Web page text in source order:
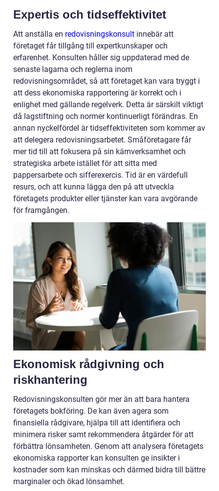
Expertis och tidseffektivitet
Att anställa en redovisningskonsult innebär att
företaget får tillgång till expertkunskaper och
erfarenhet. Konsulten håller sig uppdaterad med de
senaste lagarna och reglerna inom
redovisningsområdet, så att företaget kan vara tryggt i
att dess ekonomiska rapportering är korrekt och i
enlighet med gällande regelverk. Detta är särskilt viktigt
då lagstiftning och normer kontinuerligt förändras. En
annan nyckelfördel är tidseffektiviteten som kommer av
att delegera redovisningsarbetet. Småföretagare får
mer tid till att fokusera på sin kärnverksamhet och
strategiska arbete istället för att sitta med
pappersarbete och sifferexercis. Tid är en värdefull
resurs, och att kunna lägga den på att utveckla
företagets produkter eller tjänster kan vara avgörande
för framgången.
Ekonomisk rådgivning och
riskhantering
Redovisningskonsulten gör mer än att bara hantera
företagets bokföring. De kan även agera som
finansiella rådgivare, hjälpa till att identifiera och
minimera risker samt rekommendera åtgärder för att
förbättra lönsamheten. Genom att analysera företagets
ekonomiska rapporter kan konsulten ge insikter i
kostnader som kan minskas och därmed bidra till bättre
marginaler och ökad lönsamhet.